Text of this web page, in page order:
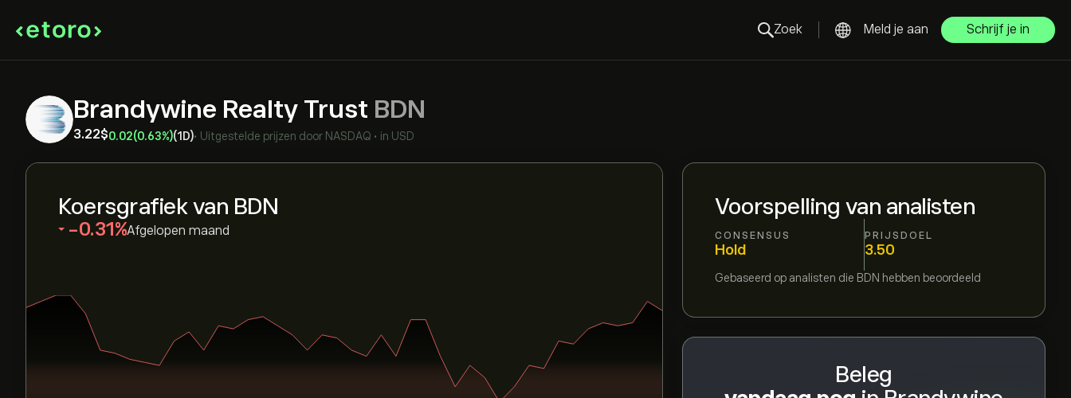
Zoek Meld je aan Schrijf je in
Brandywine Realty Trust BDN
3.22‎$‎0.02(0.63%)(1D)• Uitgestelde prijzen door NASDAQ • in USD
Voorspelling van analisten
CONSENSUS
Hold
PRIJSDOEL
3.50
Gebaseerd op analisten die BDN hebben beoordeeld
Beleg
Koersgrafiek van BDN
‎-0.31‎ Afgelopen maand